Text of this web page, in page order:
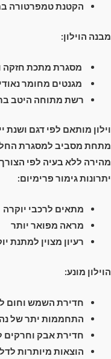
הקטנת טמפרטורה
מבנה הוילון:
מסגרת מתכת חזקה וגמישה בעובי 4
מגנטים מחומר
רשת מתוחה היטב
וילון מותאם לפי דגם ושנת
מהירה ללא בעיה לפי הצורך
יתרונות גימור פרימיום:
מתאים לרכבי יוקרה
מראה מפואר יותר
רעיון מצוין למתנת
הוילון מונע:
חדירת השמש וחום
התחממות יתר של
חדירת אבק וחרקים
הוצאות מיותרות